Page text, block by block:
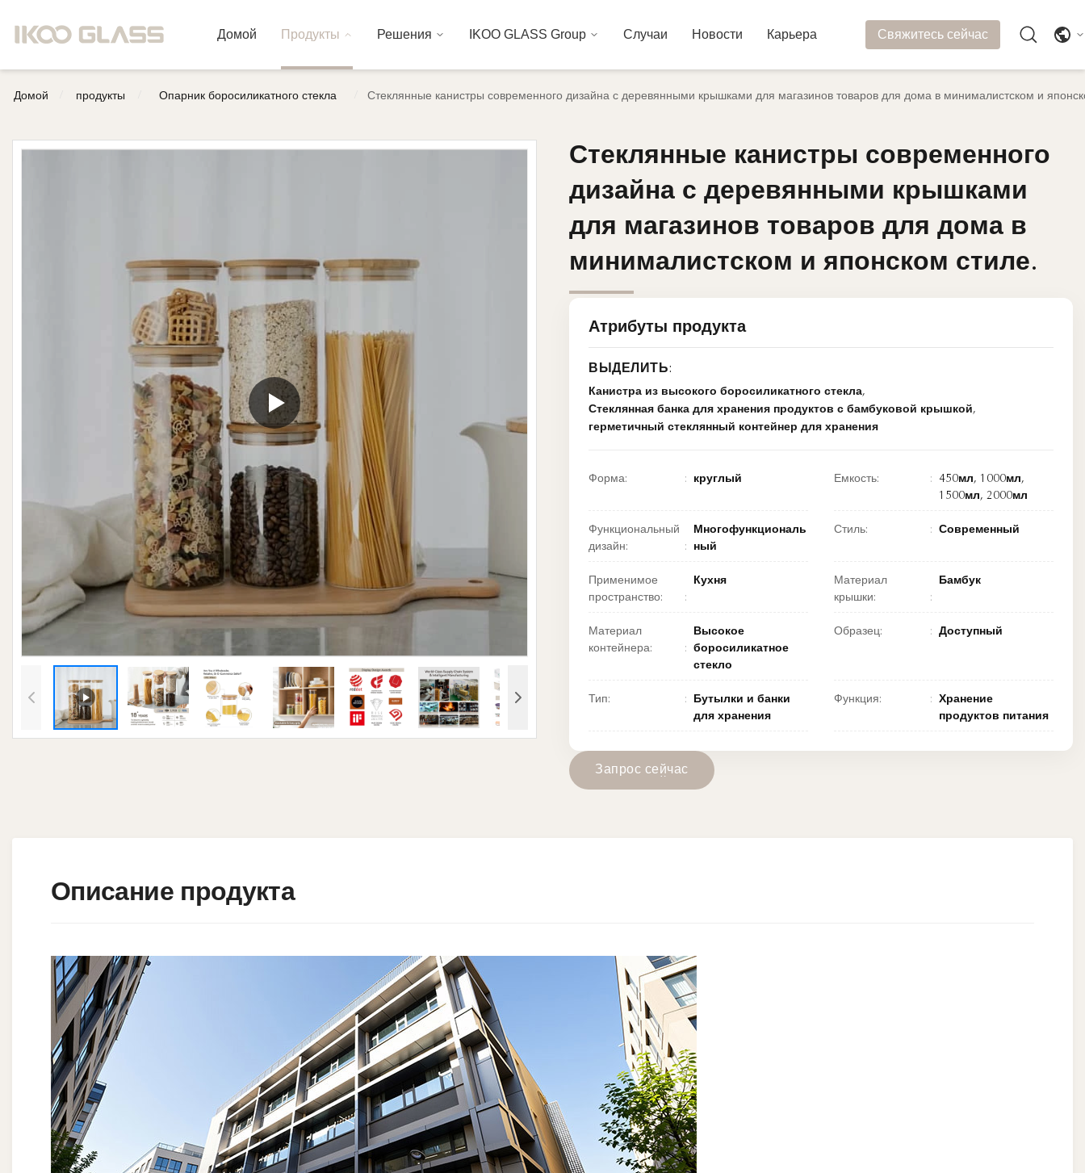
Домой Продукты Решения IKOO GLASS Group Случаи Новости Карьера Свяжитесь сейчас
Домой продукты Опарник боросиликатного стекла Стеклянные канистры современного дизайна с деревянными крышками для магазинов товаров для дома в минималистском и
Стеклянные канистры современного
дизайна с деревянными крышками
для магазинов товаров для дома в
минималистском и японском стиле.
Стеклянные канистры современного
дизайна с деревянными крышками
для магазинов товаров для дома в
минималистском и японском стиле.
Атрибуты продукта
ВЫДЕЛИТЬ:
Канистра из высокого боросиликатного стекла,
Стеклянная банка для хранения продуктов с бамбуковой крышкой,
герметичный стеклянный контейнер для хранения
Форма: круглый Емкость:
450мл, 1000мл,
1500мл, 2000мл
Функциональный
дизайн:
Многофункциональ
ный
Стиль: Современный
Применимое
пространство:
Кухня
Материал
крышки:
Бамбук
Материал
контейнера:
Высокое
боросиликатное
стекло
Образец: Доступный
Тип:
Бутылки и банки
для хранения
Функция:
Хранение
продуктов питания
Запрос сейчас
Описание продукта